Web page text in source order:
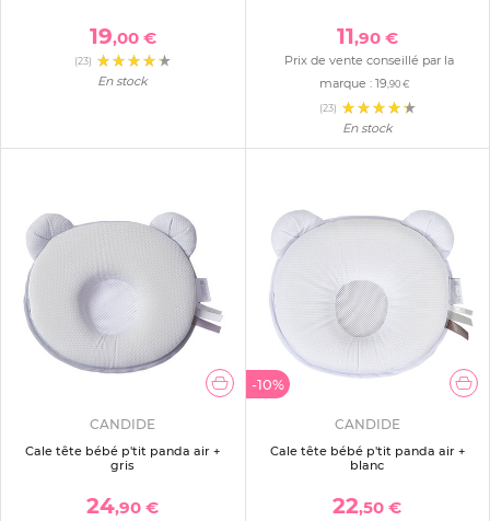
19,00 €
(23)
En stock
11,90 €
Prix de vente conseillé par la
marque :19,90 €
(23)
En stock
CANDIDE
Cale tête bébé p'tit panda air +
gris
24,90 €
-10%
CANDIDE
Cale tête bébé p'tit panda air +
blanc
22,50 €